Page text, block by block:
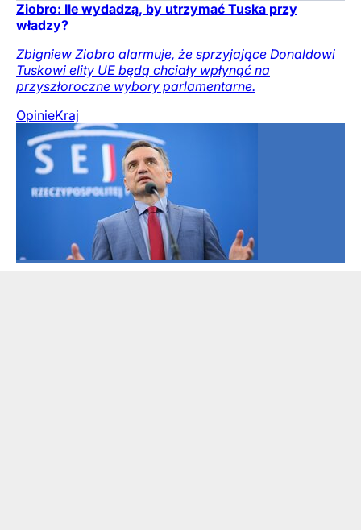
Ziobro: Ile wydadzą, by utrzymać Tuska przy
władzy?
Zbigniew Ziobro alarmuje, że sprzyjające Donaldowi
Tuskowi elity UE będą chciały wpłynąć na
przyszłoroczne wybory parlamentarne.
OpinieKraj